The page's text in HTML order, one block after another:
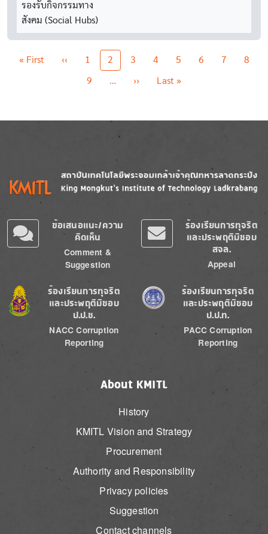
รองรับกิจกรรมทาง
สังคม (Social Hubs)
Pagination
« FirstFirst page
‹‹Previous page
1 2 3 4 5 6 7 8
9 … ››Next page
Last »Last page
Image
ข้อเสนอแนะ/ความ
คิดเห็น
Comment &
Suggestion
ร้องเรียนการทุจริต
และประพฤติมิชอบ
สจล.
Appeal
Image
ร้องเรียนการทุจริต
และประพฤติมิชอบ
ป.ป.ช.
NACC Corruption
Reporting
Image
ร้องเรียนการทุจริต
และประพฤติมิชอบ
ป.ป.ท.
PACC Corruption
Reporting
About KMITL
History
KMITL Vision and Strategy
Procurement
Authority and Responsibility
Privacy policies
Suggestion
Contact channels